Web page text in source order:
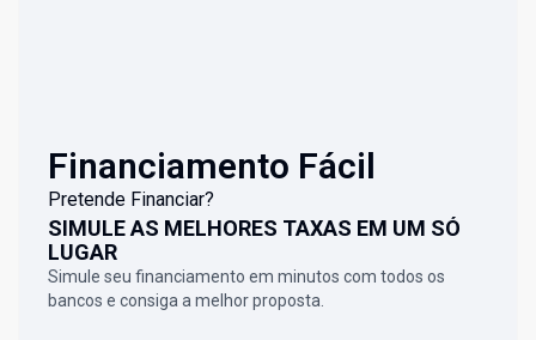
Financiamento Fácil
Pretende Financiar?
SIMULE AS MELHORES TAXAS EM UM SÓ
LUGAR
Simule seu financiamento em minutos com todos os
bancos e consiga a melhor proposta.